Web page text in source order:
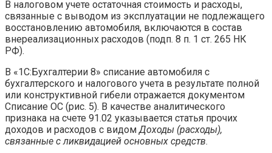
В налоговом учете остаточная стоимость и расходы,
связанные с выводом из эксплуатации не подлежащего
восстановлению автомобиля, включаются в состав
внереализационных расходов (подп. 8 п. 1 ст. 265 НК
РФ).
В «1С:Бухгалтерии 8» списание автомобиля с
бухгалтерского и налогового учета в результате полной
или конструктивной гибели отражается документом
Списание ОС (рис. 5). В качестве аналитического
признака на счете 91.02 указывается статья прочих
доходов и расходов с видомДоходы (расходы),
связанные с ликвидацией основных средств.